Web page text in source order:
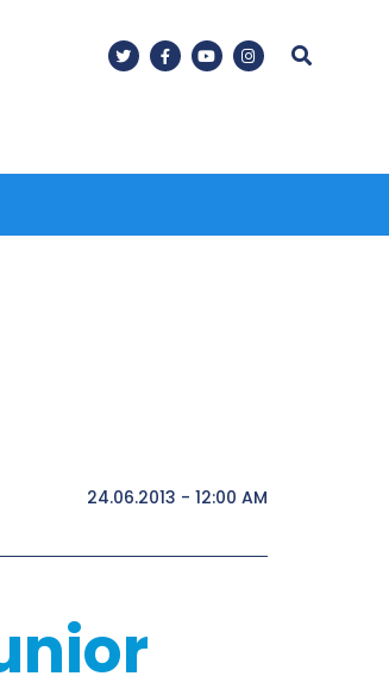
24.06.2013 - 12:00 AM